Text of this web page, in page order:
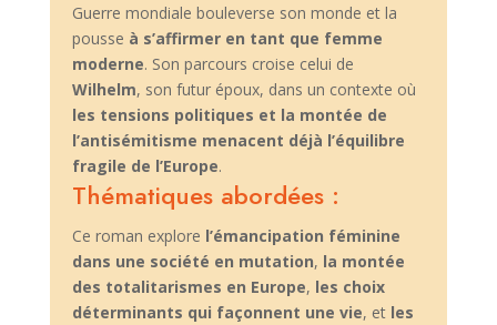
Guerre mondiale bouleverse son monde et la
pousse à s’affirmer en tant que femme
moderne. Son parcours croise celui de
Wilhelm, son futur époux, dans un contexte où
les tensions politiques et la montée de
l’antisémitisme menacent déjà l’équilibre
fragile de l’Europe.
Thématiques abordées :
Ce roman explore l’émancipation féminine
dans une société en mutation, la montée
des totalitarismes en Europe, les choix
déterminants qui façonnent une vie, et les